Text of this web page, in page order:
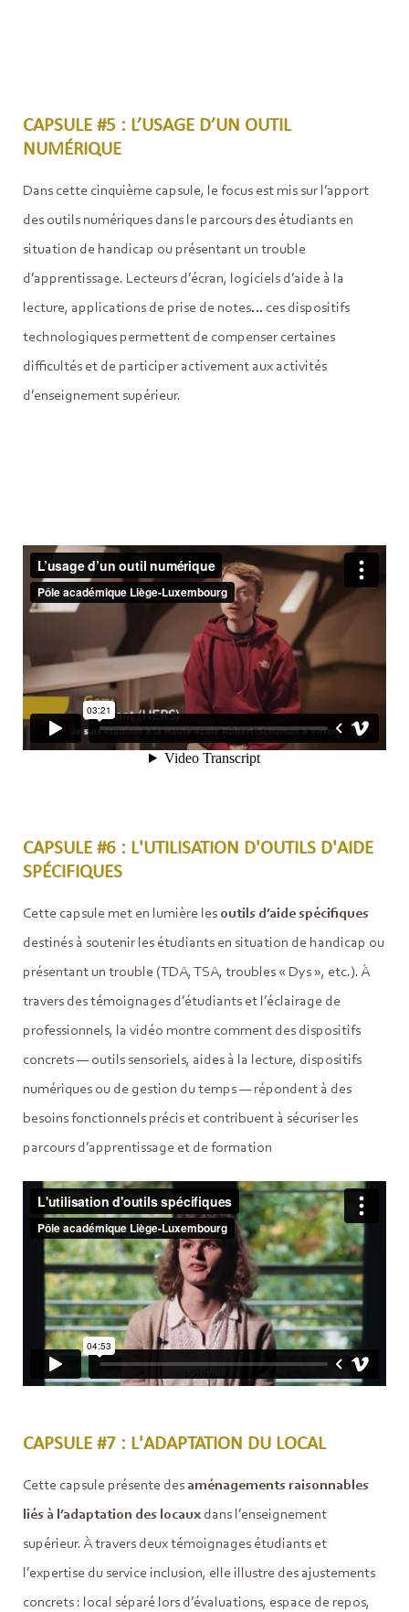
CAPSULE #5 : L’USAGE D’UN OUTIL
NUMÉRIQUE
Dans cette cinquième capsule, le focus est mis sur l’apport
des outils numériques dans le parcours des étudiants en
situation de handicap ou présentant un trouble
d’apprentissage. Lecteurs d’écran, logiciels d’aide à la
lecture, applications de prise de notes… ces dispositifs
technologiques permettent de compenser certaines
difficultés et de participer activement aux activités
d’enseignement supérieur.
CAPSULE #6 : L'UTILISATION D'OUTILS D'AIDE
SPÉCIFIQUES
Cette capsule met en lumière les outils d’aide spécifiques
destinés à soutenir les étudiants en situation de handicap ou
présentant un trouble (TDA, TSA, troubles « Dys », etc.). À
travers des témoignages d’étudiants et l’éclairage de
professionnels, la vidéo montre comment des dispositifs
concrets — outils sensoriels, aides à la lecture, dispositifs
numériques ou de gestion du temps — répondent à des
besoins fonctionnels précis et contribuent à sécuriser les
parcours d’apprentissage et de formation
CAPSULE #7 : L'ADAPTATION DU LOCAL
Cette capsule présente des aménagements raisonnables
liés à l’adaptation des locaux dans l’enseignement
supérieur. À travers deux témoignages étudiants et
l’expertise du service inclusion, elle illustre des ajustements
concrets : local séparé lors d’évaluations, espace de repos,